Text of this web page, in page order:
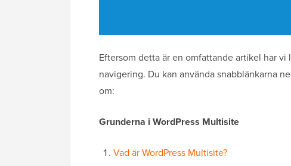
Eftersom detta är en omfattande artikel har
navigering. Du kan använda snabblänkarna
om:
Grunderna i WordPress Multisite
Vad är WordPress Multisite?